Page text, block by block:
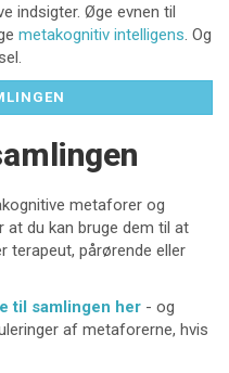
indsigter. Øge evnen til
metakognitiv intelligens. Og
metaforer og
at du kan bruge dem til at
terapeut, pårørende eller
til samlingen her - og
af metaforerne, hvis